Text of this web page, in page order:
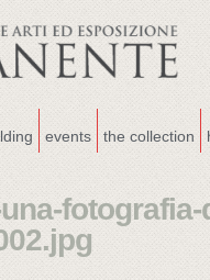
events the collection